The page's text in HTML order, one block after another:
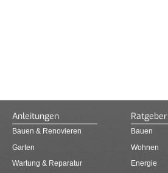
Anleitungen
Bauen & Renovieren
Garten
Wartung & Reparatur
Ratgeber
Bauen
Wohnen
Energie